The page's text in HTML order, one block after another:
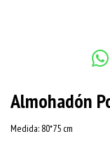
Almohadón
Medida: 80*75 cm